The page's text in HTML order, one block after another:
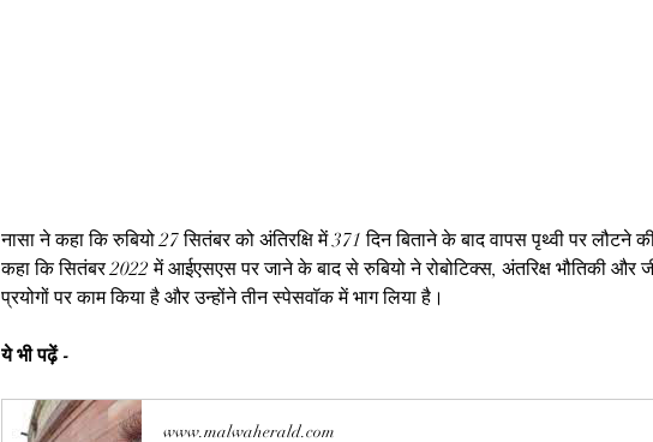
नासा ने कहा कि रुबियो 27 सितंबर को अंतिरक्षि में 371 दिन बिताने के बाद वापस पृथ्वी पर लौटने
कहा कि सितंबर 2022 में आईएसएस पर जाने के बाद से रुबियो ने रोबोटिक्स, अंतरिक्ष भौतिकी और
प्रयोगों पर काम किया है और उन्होंने तीन स्पेसवॉक में भाग लिया है।
ये भी पढ़ें -
www.malwaherald.com